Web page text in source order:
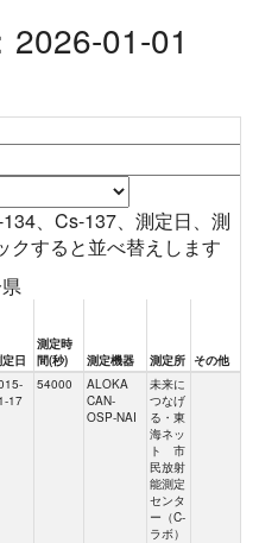
2026-01-01
、Cs-137、測定日、測
クすると並べ替えします
日
測定時
間(秒)
測定機器 測定所 その他
17
54000
ALOKA
CAN-
OSP-NAI
未来に
つなげ
る・東
海ネッ
ト 市
民放射
能測定
センタ
ー（C-
ラボ）